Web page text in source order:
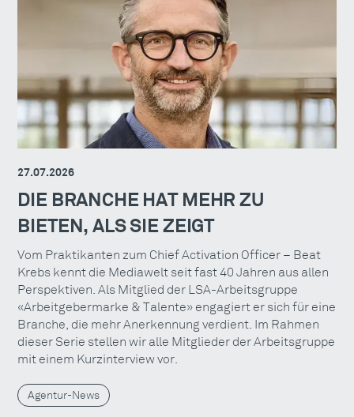
27.07.2026
DIE BRANCHE HAT MEHR ZU
BIETEN, ALS SIE ZEIGT
Vom Praktikanten zum Chief Activation Officer – Beat
Krebs kennt die Mediawelt seit fast 40 Jahren aus allen
Perspektiven. Als Mitglied der LSA-Arbeitsgruppe
«Arbeitgebermarke & Talente» engagiert er sich für eine
Branche, die mehr Anerkennung verdient. Im Rahmen
dieser Serie stellen wir alle Mitglieder der Arbeitsgruppe
mit einem Kurzinterview vor.
Agentur-News